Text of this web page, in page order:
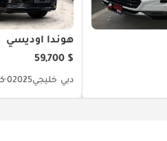
هوندا أوديسي
$ 59,700
دبي خليجي20250 كيلومتر